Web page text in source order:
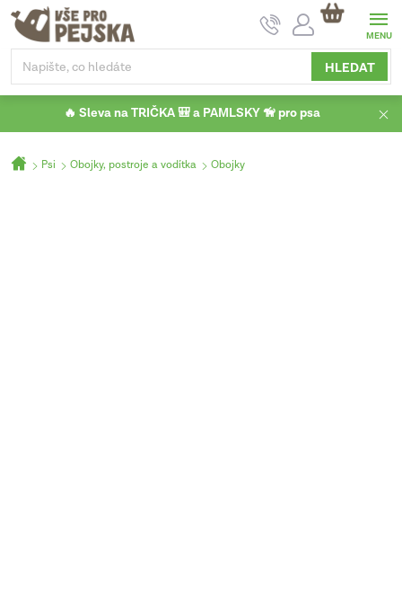
Přejít
obsah
HLEDAT
NÁKUPNÍ
KOŠÍK
🔥 Sleva na TRIČKA 🎒 a PAMLSKY 🦮 pro psa
Domů
Psi Obojky, postroje a vodítka Obojky